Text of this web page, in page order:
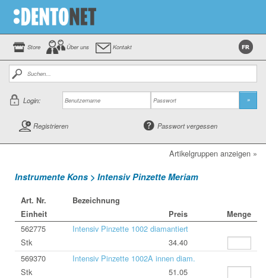
Store Über uns Kontakt
Login: »
Registrieren Passwort vergessen
Artikelgruppen anzeigen »
Instrumente Kons > Intensiv Pinzette Meriam
Art. Nr.
Bezeichnung
Einheit
Preis Menge
562775
Intensiv Pinzette 1002 diamantiert
Stk
34.40
569370
Intensiv Pinzette 1002A innen diam.
Stk
51.05